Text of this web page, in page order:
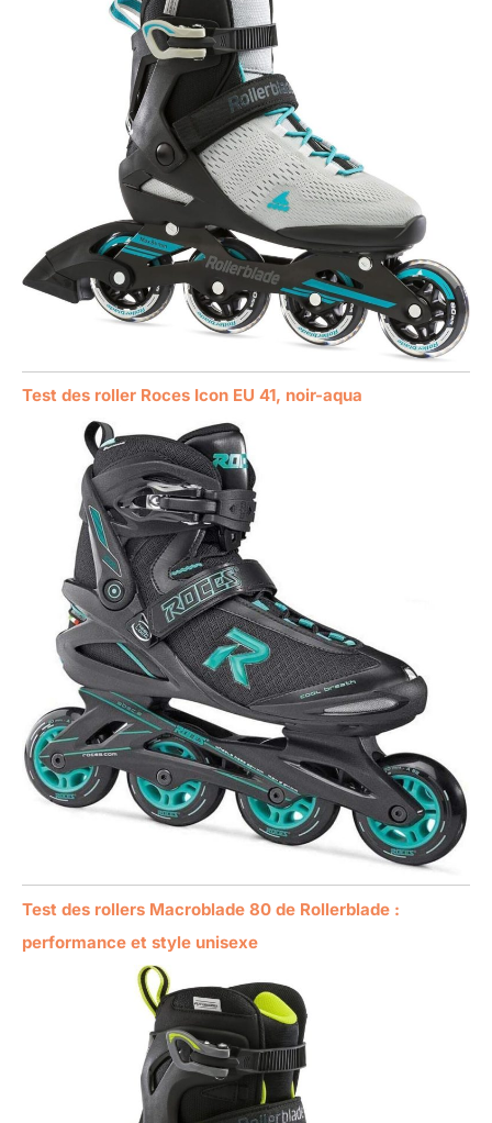
Test des roller Roces Icon EU 41, noir-aqua
Test des rollers Macroblade 80 de Rollerblade :
performance et style unisexe